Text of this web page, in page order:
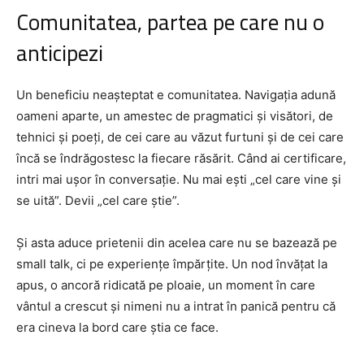
Comunitatea, partea pe care nu o
anticipezi
Un beneficiu neașteptat e comunitatea. Navigația adună
oameni aparte, un amestec de pragmatici și visători, de
tehnici și poeți, de cei care au văzut furtuni și de cei care
încă se îndrăgostesc la fiecare răsărit. Când ai certificare,
intri mai ușor în conversație. Nu mai ești „cel care vine și
se uită”. Devii „cel care știe”.
Și asta aduce prietenii din acelea care nu se bazează pe
small talk, ci pe experiențe împărțite. Un nod învățat la
apus, o ancoră ridicată pe ploaie, un moment în care
vântul a crescut și nimeni nu a intrat în panică pentru că
era cineva la bord care știa ce face.